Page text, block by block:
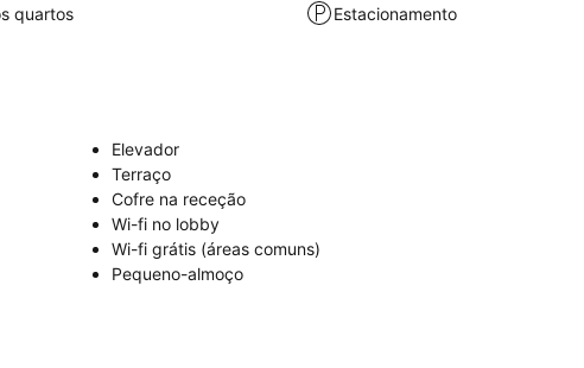
quartos Estacionamento
Elevador
Terraço
Cofre na receção
Wi-fi no lobby
Wi-fi grátis (áreas comuns)
Pequeno-almoço